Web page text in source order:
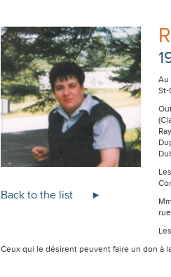
Back to the list
Au
St-
Ceux qui le désirent peuvent faire un don à